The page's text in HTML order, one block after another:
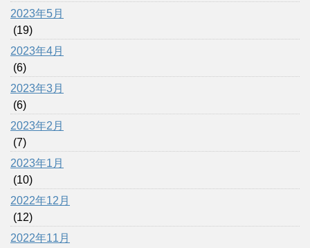
2023年5月
(19)
2023年4月
(6)
2023年3月
(6)
2023年2月
(7)
2023年1月
(10)
2022年12月
(12)
2022年11月